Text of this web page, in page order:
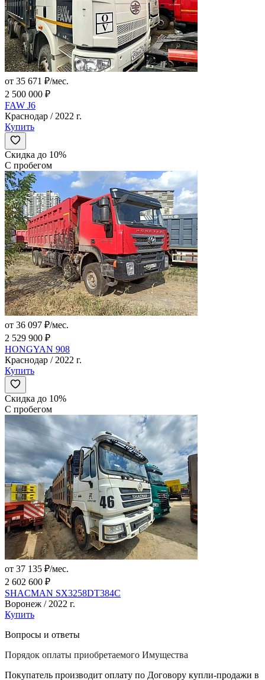
от 35 671 ₽/мес.
2 500 000 ₽
FAW J6
Краснодар / 2022 г.
Купить
Скидка до 10%
С пробегом
от 36 097 ₽/мес.
2 529 900 ₽
HONGYAN 908
Краснодар / 2022 г.
Купить
Скидка до 10%
С пробегом
от 37 135 ₽/мес.
2 602 600 ₽
SHACMAN SX3258DT384C
Воронеж / 2022 г.
Купить
Вопросы и ответы
Порядок оплаты приобретаемого Имущества
Покупатель производит оплату по Договору купли-продажи в